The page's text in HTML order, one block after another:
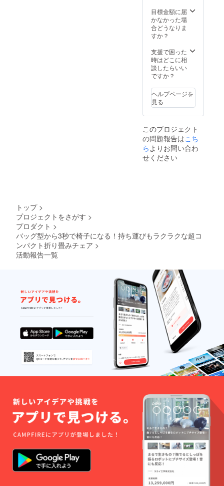
プなど
にて一
般販売
す。
類似商
品が発
生する
ます。
ご了承
頂いた
上でご
けます
様お願
い致し
ます。
09月頃
からオ
ンライ
ン
ショッ
が遅れ
る場合
があり
ます。
支援に
より量
産効率
が向上
合、正
規販売
価格が
販売予
より下
がる可
能性も
ござい
ます。
上でご
支援頂
ます。
2025年
09月頃
からオ
ンライ
ン
ショッ
プなど
にて一
般販売
開始予
定で
す。
目標金額に届
かなかった場
合どうなりま
すか？
支援で困った
時はどこに相
談したらいい
ですか？
ヘルプページを
見る
このプロジェクト
の問題報告はこち
ら よりお問い合わ
せください
トップ >
プロジェクトをさがす >
プロダクト >
バッグ型から3秒で椅子になる！持ち運びもラクラクな超コ
ンパクト折り畳みチェア >
活動報告一覧